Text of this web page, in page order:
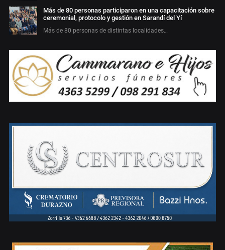
Más de 80 personas participaron en una capacitación sobre
ceremonial, protocolo y gestión en Sarandí del Yí
Más de 80 personas de distintas localidades…